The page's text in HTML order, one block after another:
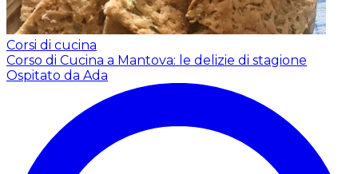
Corsi di cucina
Corso di Cucina a Mantova: le delizie di stagione
Ospitato da Ada